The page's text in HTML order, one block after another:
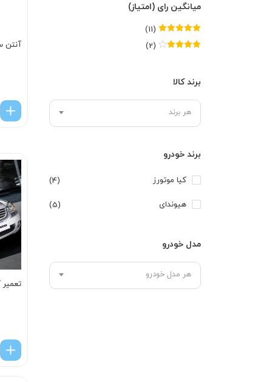
میانگین رای (امتیاز)
امتیاز 5 از 5
(11)
(2)
برند کالا
هر برند
برند خودرو
کیا موتورز (4)
هیوندای (5)
مدل خودرو
هر مدل خودرو
آنتن
تعمیر